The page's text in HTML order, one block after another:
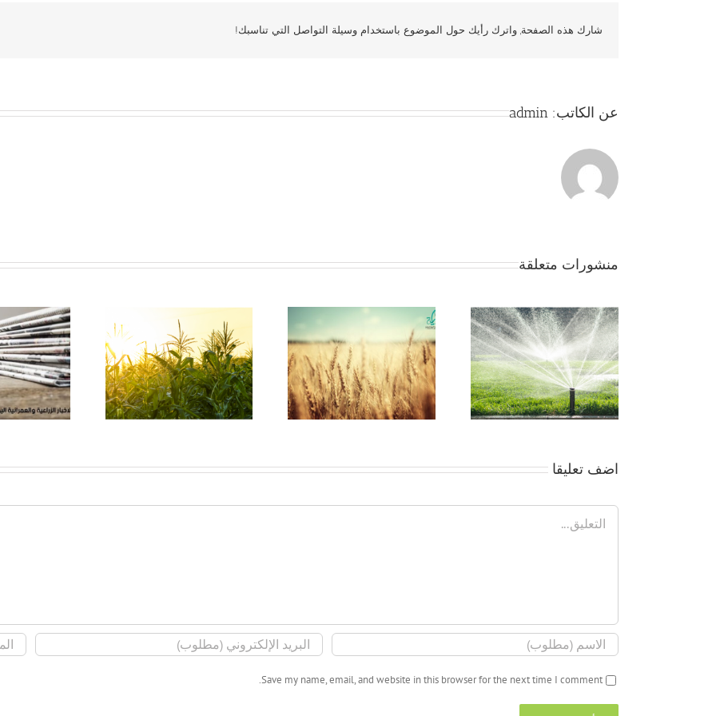
شارك هذه الصفحة, واترك رأيك حول الموضوع باستخدام وسيلة التواصل التي تناسبك!
عن الكاتب: admin
منشورات متعلقة
جمعية بداية -مقومات
التنمية للاستثمار الزراعي
بالوادى الجديد
جمعية بداية – الوادى
الجديد … تعرف عليها
جمعية بداية –
في قلب
اضف تعليقا
تعليق
Save my name, email, and website in this browser for the next time I comment.